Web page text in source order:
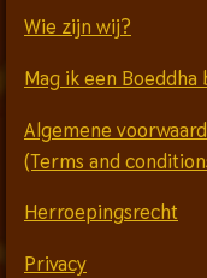
Wie zijn wij?
Mag ik een
Algemene
(Terms and
Herroepingsrecht
Privacy